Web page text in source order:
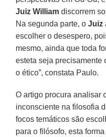
Juiz William discorrem
Na segunda parte, oJuiz
escolher o desespero,
mesmo, ainda que toda
esteta seja precisamente
o ético”, constata Paulo.
O artigo procura analisar
inconsciente na filosofia
focos temáticos são
para o filósofo, esta